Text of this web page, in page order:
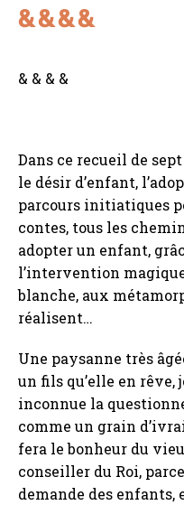
& & & &
Dans ce recueil de
le désir d’enfant,
parcours initiatiques
contes, tous les
adopter un enfant,
l’intervention
blanche, aux
réalisent…
Une paysanne très
un fils qu’elle en
inconnue la
comme un grain
fera le bonheur du
conseiller du Roi,
demande des enfants,